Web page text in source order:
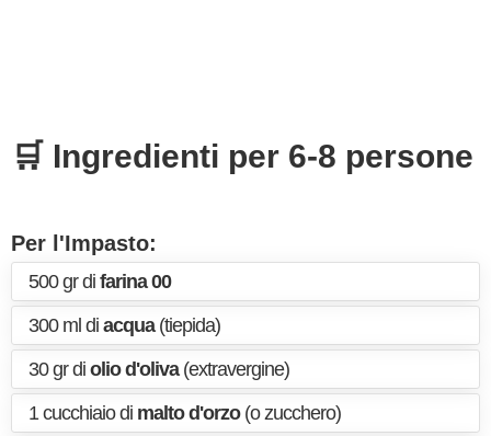
🛒 Ingredienti per 6-8 persone
Per l'Impasto:
500 gr di farina 00
300 ml di acqua(tiepida)
30 gr di olio d'oliva(extravergine)
1 cucchiaio di malto d'orzo(o zucchero)